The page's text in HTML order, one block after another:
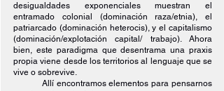
desigualdades exponenciales muestran el
entramado colonial (dominación raza/etnia), el
patriarcado (dominación heterocis), y el capitalismo
(dominación/explotación capital/ trabajo). Ahora
bien, este paradigma que desentrama una praxis
propia viene desde los territorios al lenguaje que se
vive o sobrevive.
Allí encontramos elementos para pensarnos